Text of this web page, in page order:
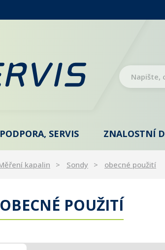
SERVIS ZNALOSTNÍ
kapalin Sondy obecné použití
POUŽITÍ